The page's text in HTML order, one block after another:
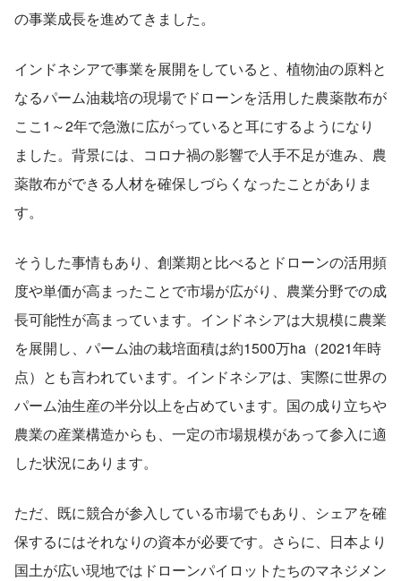
の事業成長を進めてきました。
インドネシアで事業を展開をしていると、植物油の原料と
なるパーム油栽培の現場でドローンを活用した農薬散布が
ここ1～2年で急激に広がっていると耳にするようになり
ました。背景には、コロナ禍の影響で人手不足が進み、農
薬散布ができる人材を確保しづらくなったことがありま
す。
そうした事情もあり、創業期と比べるとドローンの活用頻
度や単価が高まったことで市場が広がり、農業分野での成
長可能性が高まっています。インドネシアは大規模に農業
を展開し、パーム油の栽培面積は約1500万ha（2021年時
点）とも言われています。インドネシアは、実際に世界の
パーム油生産の半分以上を占めています。国の成り立ちや
農業の産業構造からも、一定の市場規模があって参入に適
した状況にあります。
ただ、既に競合が参入している市場でもあり、シェアを確
保するにはそれなりの資本が必要です。さらに、日本より
国土が広い現地ではドローンパイロットたちのマネジメン